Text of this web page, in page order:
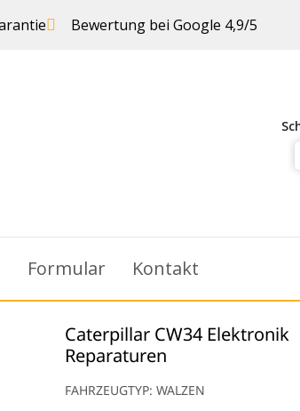
Bewertung bei Google 4,9/5
Formular Kontakt
Caterpillar CW34 Elektronik
Reparaturen
FAHRZEUGTYP: WALZEN